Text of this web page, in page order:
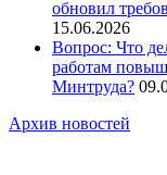
обновил
15.06.2026
Вопрос: Что
работам
Минтруда?
Архив новостей